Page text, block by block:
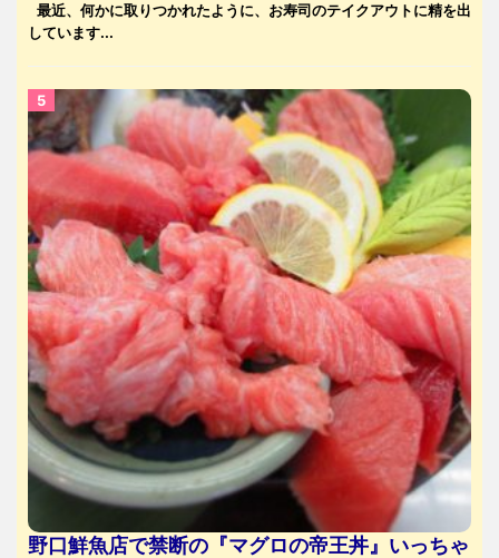
最近、何かに取りつかれたように、お寿司のテイクアウトに精を出
しています...
野口鮮魚店で禁断の『マグロの帝王丼』いっちゃ